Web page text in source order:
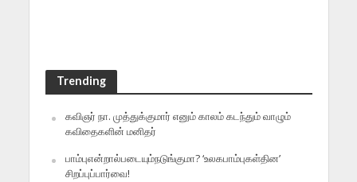
Trending
கவிஞர் நா. முத்துக்குமார் எனும் காலம் கடந்தும் வாழும்
கவிதைகளின் மனிதர்
பாம்புஎன்றால்படையும்நடுங்குமா? ‘உலகபாம்புகள்தின’
சிறப்புப்பார்வை!